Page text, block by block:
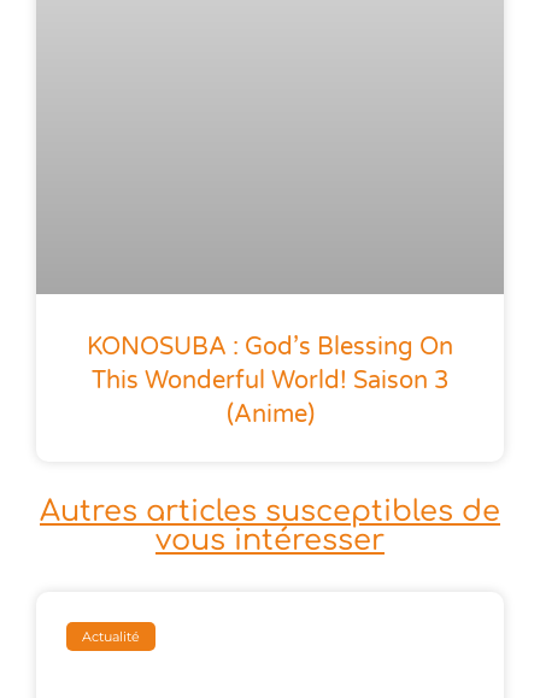
KONOSUBA : God’s Blessing On
This Wonderful World! Saison 3
(anime)
Autres articles susceptibles de
vous intéresser
Actualité